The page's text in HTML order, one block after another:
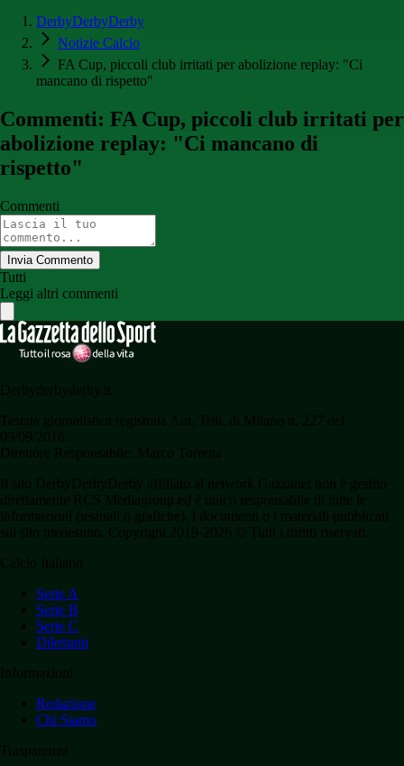
DerbyDerbyDerby
Notizie Calcio
FA Cup, piccoli club irritati per abolizione replay: "Ci
mancano di rispetto"
Commenti: FA Cup, piccoli club irritati per
abolizione replay: "Ci mancano di
rispetto"
Commenti
Invia Commento
Tutti
Leggi altri commenti
Serie A
Serie B
Serie C
Dilettanti
Redazione
Chi Siamo